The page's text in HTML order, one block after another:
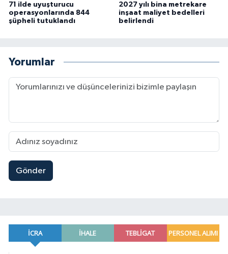
71 ilde uyuşturucu
operasyonlarında 844
şüpheli tutuklandı
2027 yılı bina metrekare
inşaat maliyet bedelleri
belirlendi
Yorumlar
Gönder